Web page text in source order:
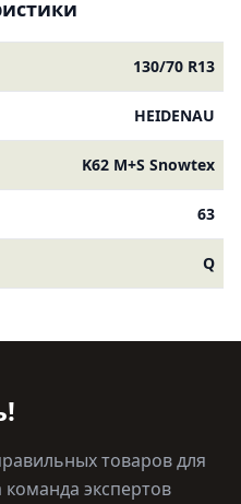
130/70 R13
HEIDENAU
K62 M+S Snowtex
63
Q
товаров для
экспертов